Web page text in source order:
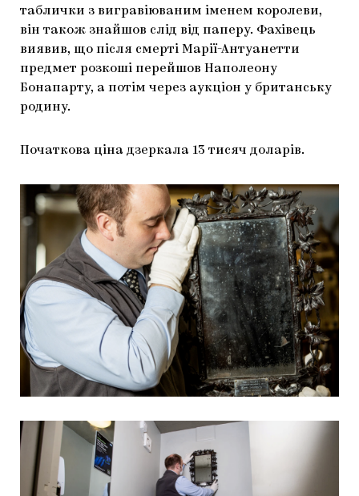
таблички з вигравіюваним іменем королеви,
він також знайшов слід від паперу. Фахівець
виявив, що після смерті Марії-Антуанетти
предмет розкоші перейшов Наполеону
Бонапарту, а потім через аукціон у британську
родину.
Початкова ціна дзеркала 13 тисяч доларів.